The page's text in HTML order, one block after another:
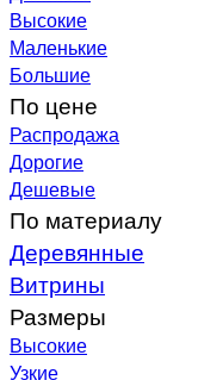
Высокие
Маленькие
Большие
По цене
Распродажа
Дорогие
Дешевые
По материалу
Деревянные
Витрины
Размеры
Высокие
Узкие